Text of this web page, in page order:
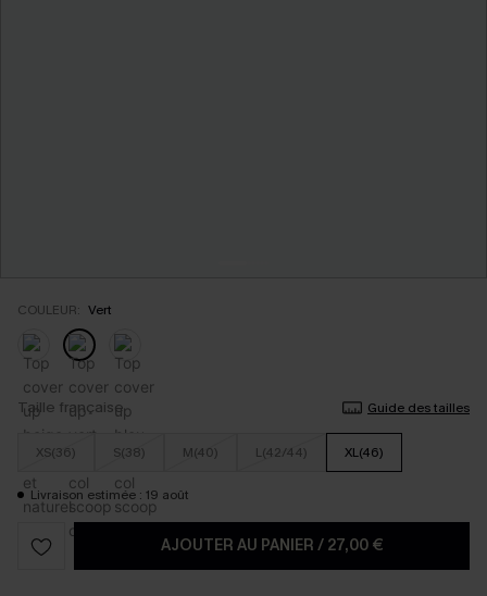
COULEUR: Vert
Taille française Guide des tailles
XS(36) S(38) M(40) L(42/44) XL(46)
Livraison estimée : 19 août
AJOUTER AU PANIER / 27,00 €